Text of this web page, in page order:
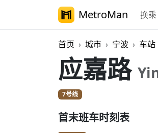
MetroMan 换乘
首页 城市 宁波 车站
应嘉路
7号线
首末班车时刻表